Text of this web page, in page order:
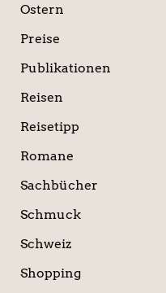
Ostern
Preise
Publikationen
Reisen
Reisetipp
Romane
Sachbücher
Schmuck
Schweiz
Shopping